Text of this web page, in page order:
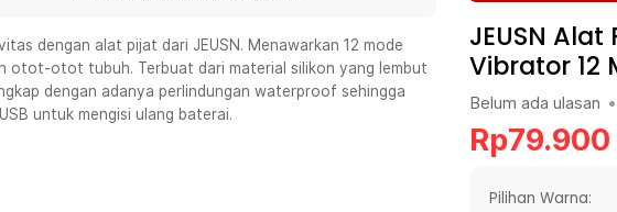
Senin - Jumat (07:00 - 20:00), Sabtu - Minggu (08:00 - 20:00), Tutup pada Idul Fitri
Senin - Jumat (08:00 - 20:00), Sabtu - Minggu/ Libur Nasional (08:00 - 17:00) Selengkapnya
dengan alat pijat dari JEUSN. Menawarkan 12 mode
otot-otot tubuh. Terbuat dari material silikon yang lembut
dengan adanya perlindungan waterproof sehingga
untuk mengisi ulang baterai.
JEUSN
Vibrator 12
Belum ada ulasan •
Rp79.900
Pilihan Warna: